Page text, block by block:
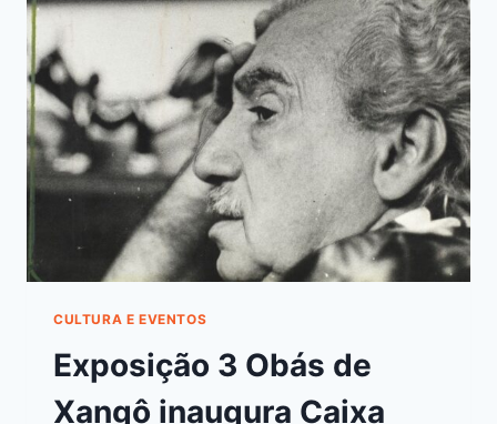
CULTURA E EVENTOS
Exposição 3 Obás de
Xangô inaugura Caixa